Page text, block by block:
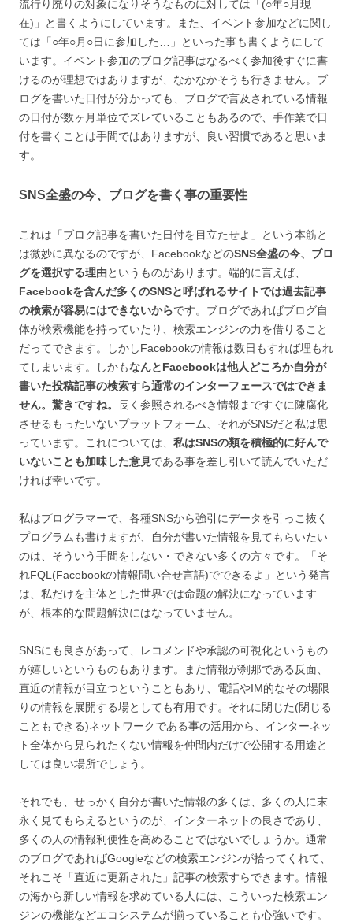
流行り廃りの対象になりそうなものに対しては「(○年○月現
在)」と書くようにしています。また、イベント参加などに関し
ては「○年○月○日に参加した…」といった事も書くようにして
います。イベント参加のブログ記事はなるべく参加後すぐに書
けるのが理想ではありますが、なかなかそうも行きません。ブ
ログを書いた日付が分かっても、ブログで言及されている情報
の日付が数ヶ月単位でズレていることもあるので、手作業で日
付を書くことは手間ではありますが、良い習慣であると思いま
す。
SNS全盛の今、ブログを書く事の重要性
これは「ブログ記事を書いた日付を目立たせよ」という本筋と
は微妙に異なるのですが、FacebookなどのSNS全盛の今、ブロ
グを選択する理由というものがあります。端的に言えば、
Facebookを含んだ多くのSNSと呼ばれるサイトでは過去記事
の検索が容易にはできないからです。ブログであればブログ自
体が検索機能を持っていたり、検索エンジンの力を借りること
だってできます。しかしFacebookの情報は数日もすれば埋もれ
てしまいます。しかもなんとFacebookは他人どころか自分が
書いた投稿記事の検索すら通常のインターフェースではできま
せん。驚きですね。 長く参照されるべき情報まですぐに陳腐化
させるもったいないプラットフォーム、それがSNSだと私は思
っています。これについては、 私はSNSの類を積極的に好んで
いないことも加味した意見である事を差し引いて読んでいただ
ければ幸いです。
私はプログラマーで、各種SNSから強引にデータを引っこ抜く
プログラムも書けますが、自分が書いた情報を見てもらいたい
のは、そういう手間をしない・できない多くの方々です。「そ
れFQL(Facebookの情報問い合せ言語)でできるよ」という発言
は、私だけを主体とした世界では命題の解決になっています
が、根本的な問題解決にはなっていません。
SNSにも良さがあって、レコメンドや承認の可視化というもの
が嬉しいというものもあります。また情報が刹那である反面、
直近の情報が目立つということもあり、電話やIM的なその場限
りの情報を展開する場としても有用です。それに閉じた(閉じる
こともできる)ネットワークである事の活用から、インターネッ
ト全体から見られたくない情報を仲間内だけで公開する用途と
しては良い場所でしょう。
それでも、せっかく自分が書いた情報の多くは、多くの人に末
永く見てもらえるというのが、インターネットの良さであり、
多くの人の情報利便性を高めることではないでしょうか。通常
のブログであればGoogleなどの検索エンジンが拾ってくれて、
それこそ「直近に更新された」記事の検索すらできます。情報
の海から新しい情報を求めている人には、こういった検索エン
ジンの機能などエコシステムが揃っていることも心強いです。